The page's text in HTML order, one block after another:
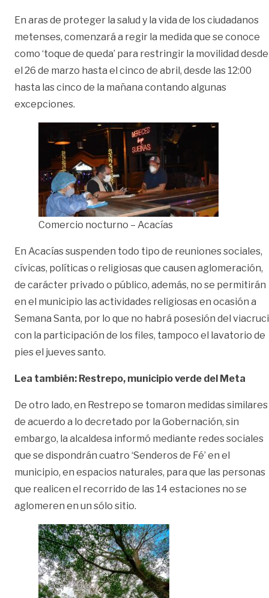
En aras de proteger la salud y la vida de los ciudadanos
metenses, comenzará a regir la medida que se conoce
como ‘toque de queda’ para restringir la movilidad desde
el 26 de marzo hasta el cinco de abril, desde las 12:00
hasta las cinco de la mañana contando algunas
excepciones.
Comercio nocturno – Acacías
En Acacías suspenden todo tipo de reuniones sociales,
cívicas, políticas o religiosas que causen aglomeración,
de carácter privado o público, además, no se permitirán
en el municipio las actividades religiosas en ocasión a
Semana Santa, por lo que no habrá posesión del
con la participación de los files, tampoco el lavatorio de
pies el jueves santo.
Lea también: Restrepo, municipio verde del Meta
De otro lado, en Restrepo se tomaron medidas similares
de acuerdo a lo decretado por la Gobernación, sin
embargo, la alcaldesa informó mediante redes sociales
que se dispondrán cuatro ‘Senderos de Fé’ en el
municipio, en espacios naturales, para que las personas
que realicen el recorrido de las 14 estaciones no se
aglomeren en un sólo sitio.